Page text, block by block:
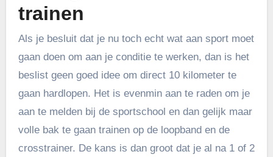
trainen
Als je besluit dat je nu toch echt wat aan sport moet
gaan doen om aan je conditie te werken, dan is het
beslist geen goed idee om direct 10 kilometer te
gaan hardlopen. Het is evenmin aan te raden om je
aan te melden bij de sportschool en dan gelijk maar
volle bak te gaan trainen op de loopband en de
crosstrainer. De kans is dan groot dat je al na 1 of 2